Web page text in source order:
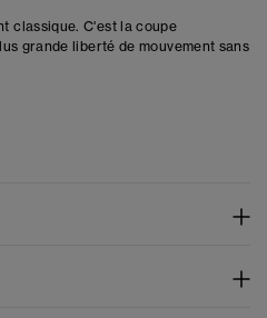
classique. C'est la coupe
grande liberté de mouvement sans